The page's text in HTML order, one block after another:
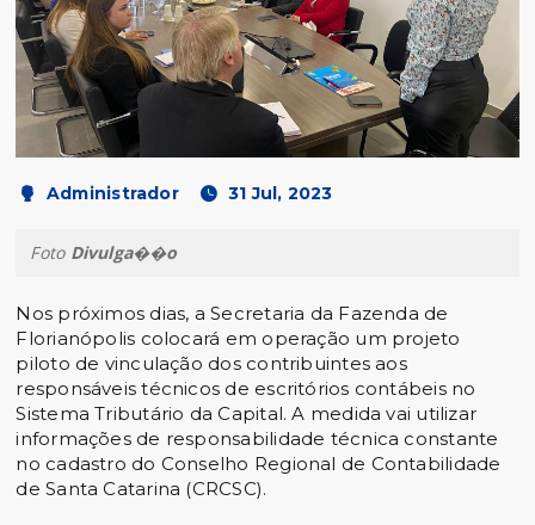
Administrador 31 Jul, 2023
Foto Divulga��o
Nos próximos dias, a Secretaria da Fazenda de
Florianópolis colocará em operação um projeto
piloto de vinculação dos contribuintes aos
responsáveis técnicos de escritórios contábeis no
Sistema Tributário da Capital. A medida vai utilizar
informações de responsabilidade técnica constante
no cadastro do Conselho Regional de Contabilidade
de Santa Catarina (CRCSC).